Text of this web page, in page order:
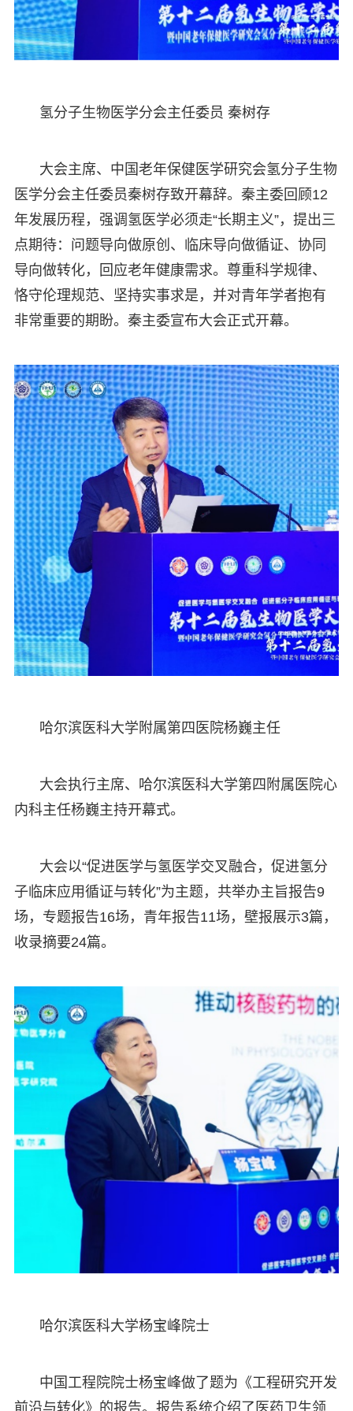
氢分子生物医学分会主任委员 秦树存
大会主席、中国老年保健医学研究会氢分子生物
医学分会主任委员秦树存致开幕辞。秦主委回顾12
年发展历程，强调氢医学必须走“长期主义”，提出三
点期待：问题导向做原创、临床导向做循证、协同
导向做转化，回应老年健康需求。尊重科学规律、
恪守伦理规范、坚持实事求是，并对青年学者抱有
非常重要的期盼。秦主委宣布大会正式开幕。
哈尔滨医科大学附属第四医院杨巍主任
大会执行主席、哈尔滨医科大学第四附属医院心
内科主任杨巍主持开幕式。
大会以“促进医学与氢医学交叉融合，促进氢分
子临床应用循证与转化”为主题，共举办主旨报告9
场，专题报告16场，青年报告11场，壁报展示3篇，
收录摘要24篇。
哈尔滨医科大学杨宝峰院士
中国工程院院士杨宝峰做了题为《工程研究开发
前沿与转化》的报告。报告系统介绍了医药卫生领